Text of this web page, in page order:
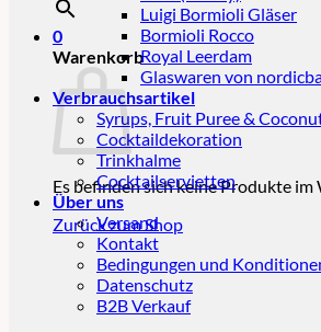
0
Warenkorb
Es befinden sich keine Produkte im
Zurück zum Shop
Luigi Bormioli Gläser
Bormioli Rocco
Royal Leerdam
Glaswaren von
Verbrauchsartikel
Syrups, Fruit Puree &
Cocktaildekoration
Trinkhalme
Cocktailservietten
Über uns
Versand
Kontakt
Bedingungen und
Datenschutz
B2B Verkauf